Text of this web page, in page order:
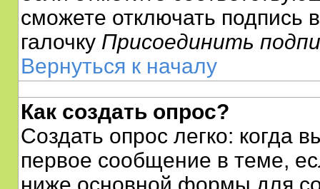
сможете отключать подпись
галочку Присоединить
Вернуться к началу
Как создать опрос?
Создать опрос легко: когда
первое сообщение в теме,